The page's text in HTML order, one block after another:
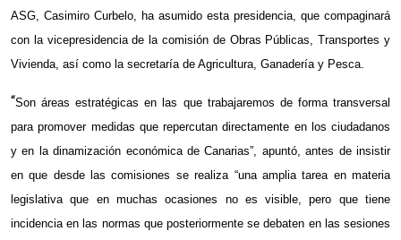
ASG, Casimiro Curbelo, ha asumido esta presidencia, que compaginará
con la vicepresidencia de la comisión de Obras Públicas, Transportes y
Vivienda, así como la secretaría de Agricultura, Ganadería y Pesca.
“Son áreas estratégicas en las que trabajaremos de forma transversal
para promover medidas que repercutan directamente en los ciudadanos
y en la dinamización económica de Canarias”, apuntó, antes de insistir
en que desde las comisiones se realiza “una amplia tarea en materia
legislativa que en muchas ocasiones no es visible, pero que tiene
incidencia en las normas que posteriormente se debaten en las sesiones